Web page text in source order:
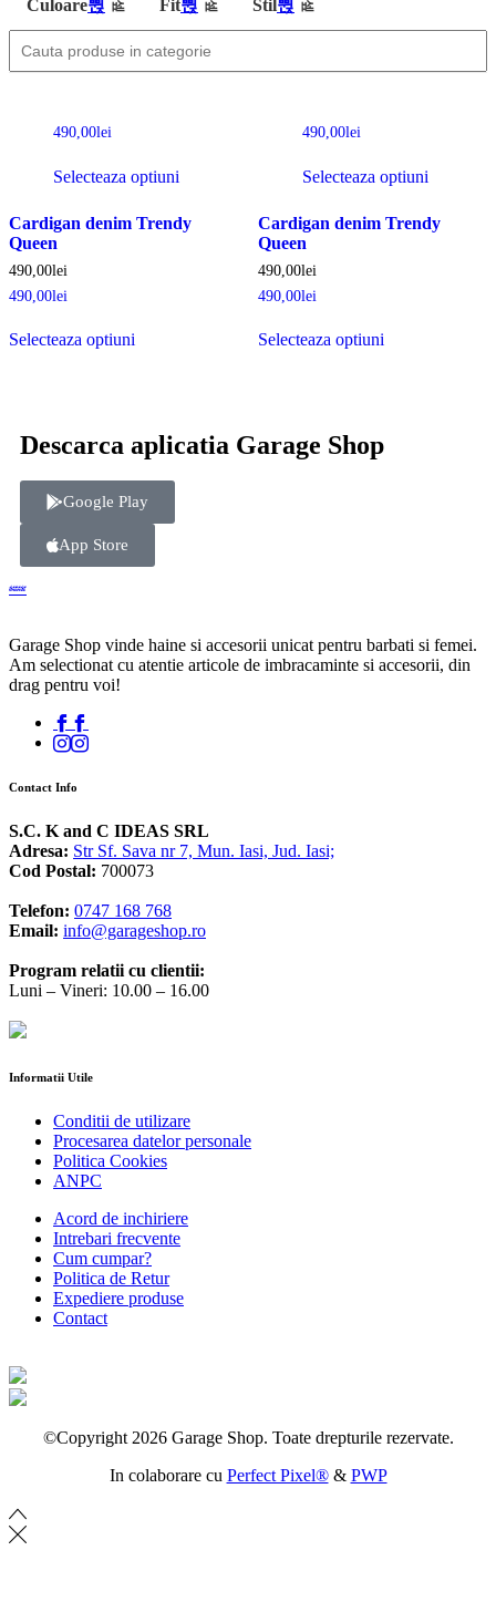
Culoare Fit Stil
490,00lei
Selecteaza optiuni
Cardigan denim Trendy
Queen
490,00lei
490,00lei
Selecteaza optiuni
490,00lei
Selecteaza optiuni
Cardigan denim Trendy
Queen
490,00lei
490,00lei
Selecteaza optiuni
Descarca aplicatia Garage Shop
Google Play
App Store
Garage Shop vinde haine si accesorii unicat pentru barbati si femei.
Am selectionat cu atentie articole de imbracaminte si accesorii, din
drag pentru voi!
Contact Info
S.C. K and C IDEAS SRL
Adresa: Str Sf. Sava nr 7, Mun. Iasi, Jud. Iasi;
Cod Postal: 700073
Telefon: 0747 168 768
Email: info@garageshop.ro
Program relatii cu clientii:
Luni – Vineri: 10.00 – 16.00
Informatii Utile
Conditii de utilizare
Procesarea datelor personale
Politica Cookies
ANPC
Acord de inchiriere
Intrebari frecvente
Cum cumpar?
Politica de Retur
Expediere produse
Contact
©Copyright 2026 Garage Shop. Toate drepturile rezervate.
In colaborare cu Perfect Pixel®& PWP